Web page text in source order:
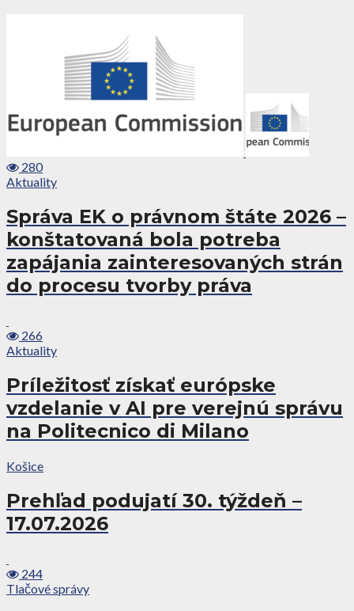
280
Aktuality
Správa EK o právnom štáte 2026 –
konštatovaná bola potreba
zapájania zainteresovaných strán
do procesu tvorby práva
266
Aktuality
Príležitosť získať európske
vzdelanie v AI pre verejnú správu
na Politecnico di Milano
Košice
Prehľad podujatí 30. týždeň –
17.07.2026
244
Tlačové správy